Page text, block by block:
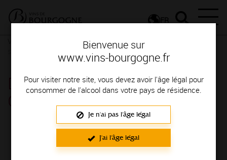
Bienvenue sur
www.vins-bourgogne.fr
Pour visiter notre site, vous devez avoir l'âge légal pour
consommer de l'alcool dans votre pays de résidence.
Je n'ai pas l'âge légal
J'ai l'âge légal
FR
Femmes et hommes passionnés
DOMAINE BADUEL
GUILLAUME
Région de production : COTE DE BEAUNE